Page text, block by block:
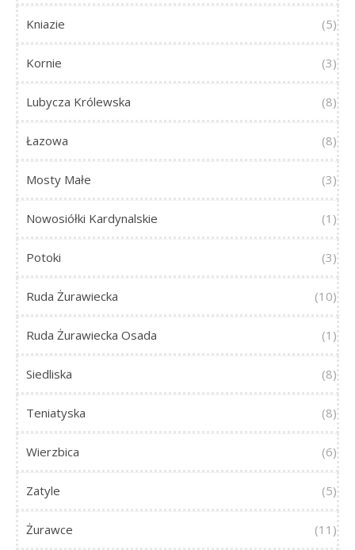
Kniazie (5)
Kornie (3)
Lubycza Królewska (8)
Łazowa (8)
Mosty Małe (3)
Nowosiółki Kardynalskie (1)
Potoki (3)
Ruda Żurawiecka (10)
Ruda Żurawiecka Osada (1)
Siedliska (8)
Teniatyska (8)
Wierzbica (6)
Zatyle (5)
Żurawce (11)